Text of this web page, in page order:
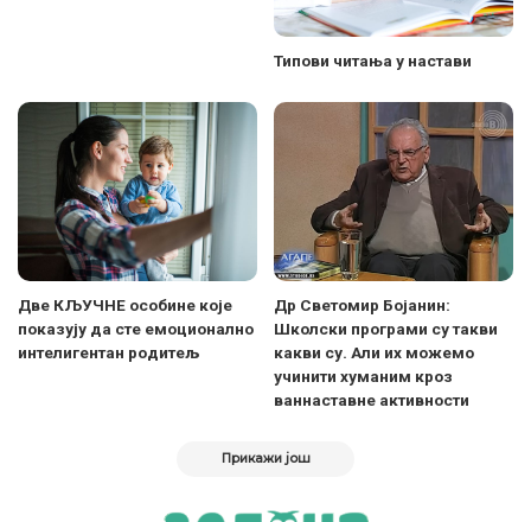
Типови читања у настави
Две КЉУЧНЕ особине које
показују да сте емоционално
интелигентан родитељ
Др Светомир Бојанин:
Школски програми су такви
какви су. Aли их можемо
учинити хуманим кроз
ваннаставне активности
Прикажи још